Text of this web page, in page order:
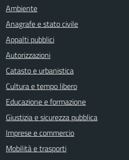
Ambiente
Anagrafe e stato civile
Appalti pubblici
Autorizzazioni
Catasto e urbanistica
Cultura e tempo libero
Educazione e formazione
Giustizia e sicurezza pubblica
Imprese e commercio
Mobilità e trasporti